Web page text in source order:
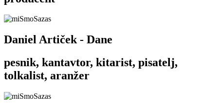
Daniel Artiček - Dane
pesnik, kantavtor, kitarist, pisatelj,
tolkalist, aranžer